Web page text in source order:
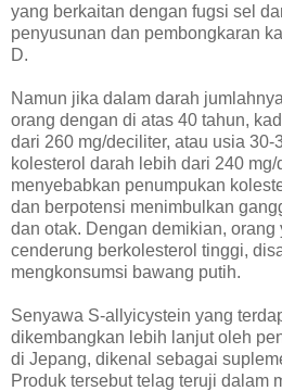
yang berkaitan dengan fugsi sel
penyusunan dan pembongkaran
D.
Namun jika dalam darah
orang dengan di atas 40 tahun,
dari 260 mg/deciliter, atau usia
kolesterol darah lebih dari 240
menyebabkan penumpukan
dan berpotensi menimbulkan
dan otak. Dengan demikian, orang
cenderung berkolesterol tinggi,
mengkonsumsi bawang putih.
Senyawa S-allyicystein yang
dikembangkan lebih lanjut oleh
di Jepang, dikenal sebagai
Produk tersebut telag teruji dalam